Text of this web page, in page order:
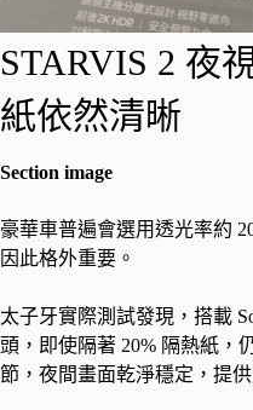
STARVIS 2 夜
紙依然清晰
Section image
豪華車普遍會選用透光率約
因此格外重要。
太子牙實際測試發現，搭載
頭，即使隔著 20% 隔熱紙，
節，夜間畫面乾淨穩定，提